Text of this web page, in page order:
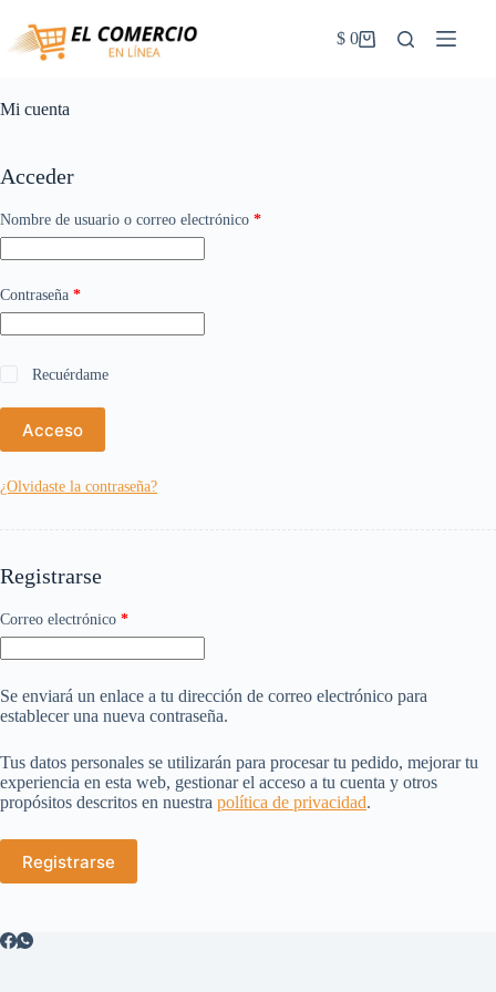
contenido
Carrito
$ 0
Mi cuenta
Acceder
Nombre de usuario o correo electrónico *Obligatorio
Contraseña *Obligatorio
Recuérdame
Acceso
¿Olvidaste la contraseña?
Registrarse
Correo electrónico *Obligatorio
Se enviará un enlace a tu dirección de correo electrónico para
establecer una nueva contraseña.
Tus datos personales se utilizarán para procesar tu pedido, mejorar tu
experiencia en esta web, gestionar el acceso a tu cuenta y otros
propósitos descritos en nuestra política de privacidad.
Registrarse